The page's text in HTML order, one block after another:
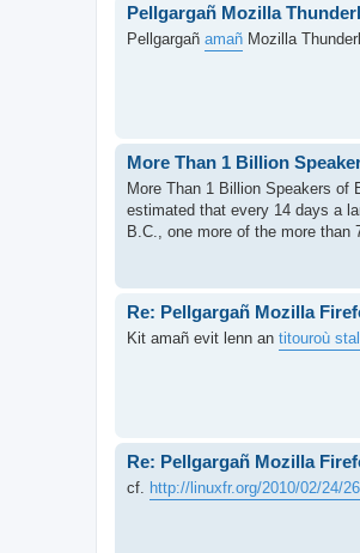
Pellgargañ Mozilla
Pellgargañ amañ Mozilla
More Than 1 Billion
More Than 1 Billion Speakers
estimated that every 14 days a
B.C., one more of the more than
Re: Pellgargañ Mozilla
Kit amañ evit lenn an titouroù
Re: Pellgargañ Mozilla
cf. http://linuxfr.org/2010/02/24/